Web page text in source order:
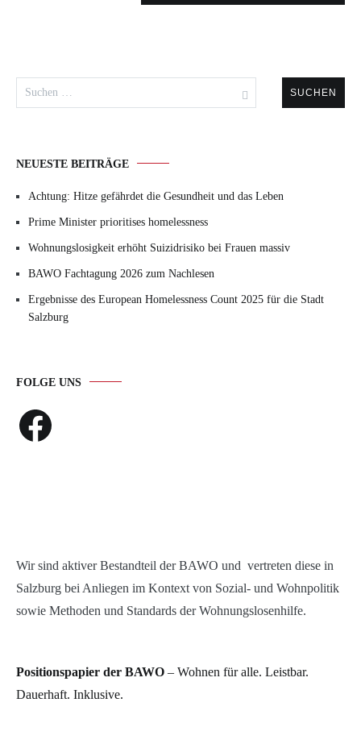
nach:
NEUESTE BEITRÄGE
Achtung: Hitze gefährdet die Gesundheit und das Leben
Prime Minister prioritises homelessness
Wohnungslosigkeit erhöht Suizidrisiko bei Frauen massiv
BAWO Fachtagung 2026 zum Nachlesen
Ergebnisse des European Homelessness Count 2025 für die Stadt
Salzburg
FOLGE UNS
Facebook
Wir sind aktiver Bestandteil der BAWO und vertreten diese in
Salzburg bei Anliegen im Kontext von Sozial- und Wohnpolitik
sowie Methoden und Standards der Wohnungslosenhilfe.
Positionspapier der BAWO – Wohnen für alle. Leistbar.
Dauerhaft. Inklusive.